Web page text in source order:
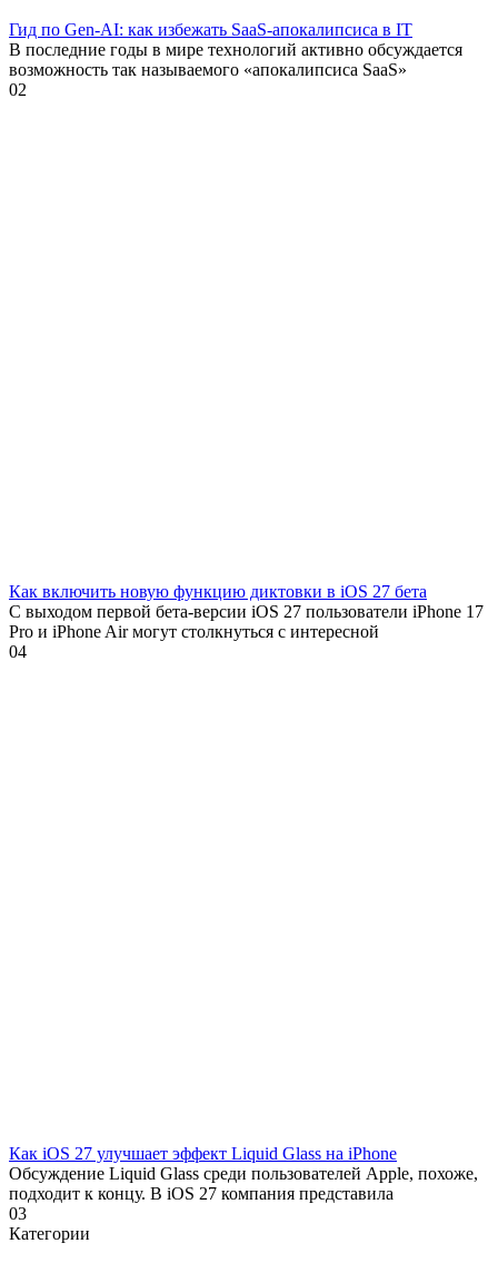
Гид по Gen-AI: как избежать SaaS-апокалипсиса в IT
В последние годы в мире технологий активно обсуждается
возможность так называемого «апокалипсиса SaaS»
02
Как включить новую функцию диктовки в iOS 27 бета
С выходом первой бета-версии iOS 27 пользователи iPhone 17
Pro и iPhone Air могут столкнуться с интересной
04
Как iOS 27 улучшает эффект Liquid Glass на iPhone
Обсуждение Liquid Glass среди пользователей Apple, похоже,
подходит к концу. В iOS 27 компания представила
03
Категории